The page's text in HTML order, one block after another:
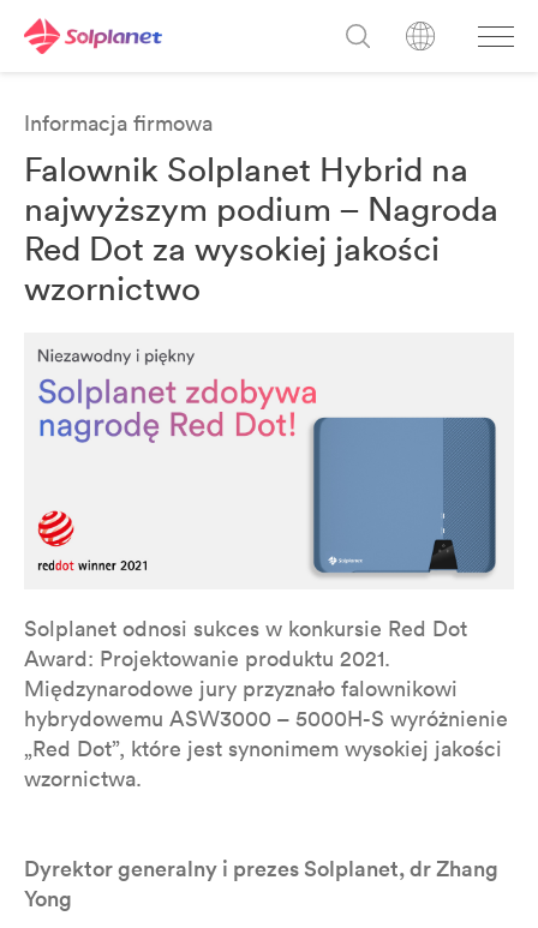
Informacja firmowa
Falownik Solplanet Hybrid na
najwyższym podium – Nagroda
Red Dot za wysokiej jakości
wzornictwo
Solplanet odnosi sukces w konkursie Red Dot
Award: Projektowanie produktu 2021.
Międzynarodowe jury przyznało falownikowi
hybrydowemu ASW3000 – 5000H-S wyróżnienie
„Red Dot”, które jest synonimem wysokiej jakości
wzornictwa.
Dyrektor generalny i prezes Solplanet, dr Zhang
Yong